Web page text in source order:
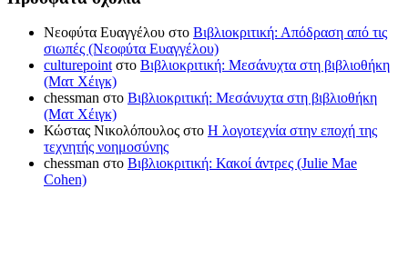
Νεοφύτα Ευαγγέλου στο Βιβλιοκριτική: Απόδραση από τις
σιωπές (Νεοφύτα Ευαγγέλου)
culturepointστο Βιβλιοκριτική: Μεσάνυχτα στη βιβλιοθήκη
(Ματ Χέιγκ)
chessman στο Βιβλιοκριτική: Μεσάνυχτα στη βιβλιοθήκη
(Ματ Χέιγκ)
Κώστας Νικολόπουλος στο Η λογοτεχνία στην εποχή της
τεχνητής νοημοσύνης
chessman στο Βιβλιοκριτική: Κακοί άντρες (Julie Mae
Cohen)